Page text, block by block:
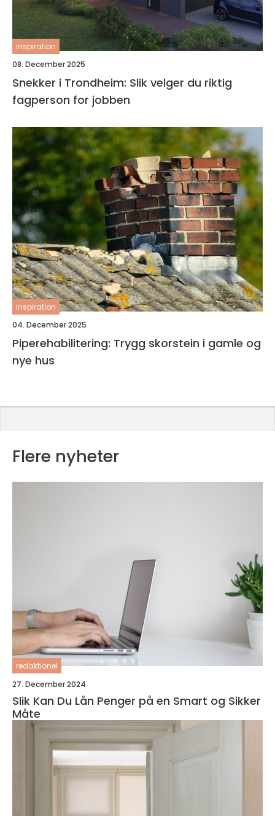
inspiration
08. December 2025
Snekker i Trondheim: Slik velger du riktig
fagperson for jobben
inspiration
04. December 2025
Piperehabilitering: Trygg skorstein i gamle og
nye hus
Flere nyheter
redaktionel
27. December 2024
Slik Kan Du Lån Penger på en Smart og Sikker
Måte